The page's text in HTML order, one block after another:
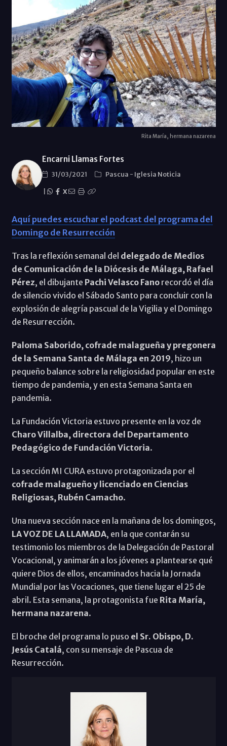
Rita María, hermana nazarena
Encarni Llamas Fortes
31/03/2021 Pascua - Iglesia Noticia
X
Aquí puedes escuchar el podcast del programa del
Domingo de Resurrección
Tras la reflexión semanal del delegado de Medios
de Comunicación de la Diócesis de Málaga, Rafael
Pérez, el dibujante Pachi Velasco Fanorecordó el día
de silencio vivido el Sábado Santo para concluir con la
explosión de alegría pascual de la Vigilia y el Domingo
de Resurrección.
Paloma Saborido, cofrade malagueña y pregonera
de la Semana Santa de Málaga en 2019, hizo un
pequeño balance sobre la religiosidad popular en este
tiempo de pandemia, y en esta Semana Santa en
pandemia.
La Fundación Victoria estuvo presente en la voz de
Charo Villalba, directora del Departamento
Pedagógico de Fundación Victoria.
La sección MI CURA estuvo protagonizada por el
cofrade malagueño y licenciado en Ciencias
Religiosas, Rubén Camacho.
Una nueva sección nace en la mañana de los domingos,
LA VOZ DE LA LLAMADA, en la que contarán su
testimonio los miembros de la Delegación de Pastoral
Vocacional, y animarán a los jóvenes a plantearse qué
quiere Dios de ellos, encaminados hacia la Jornada
Mundial por las Vocaciones, que tiene lugar el 25 de
abril. Esta semana, la protagonista fue Rita María,
hermana nazarena.
El broche del programa lo puso el Sr. Obispo, D.
Jesús Catalá, con su mensaje de Pascua de
Resurrección.